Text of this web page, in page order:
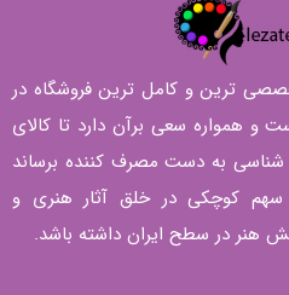
ترین و کامل ترین فروشگاه در
و همواره سعی برآن دارد تا کالای
به دست مصرف کننده برساند
سهم کوچکی در خلق آثار هنری و
هنر در سطح ایران داشته باشد.